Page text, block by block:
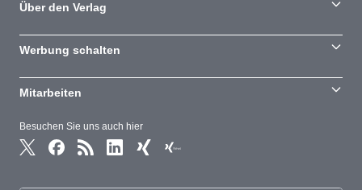
Besuchen Sie uns auch hier
Über den Verlag
Werbung schalten
Mitarbeiten